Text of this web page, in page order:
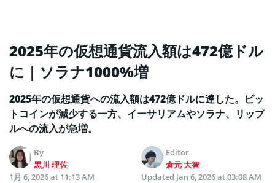
2025年の仮想通貨流入額は472億ドル
に｜ソラナ1000%増
2025年の仮想通貨への流入額は472億ドルに達した。ビッ
トコインが減少する一方、イーサリアムやソラナ、リップ
ルへの流入が急増。
By
黒川 理佐
Editor
倉元 大智
1月 6, 2026 at 11:13 AM
Updated Jan 6, 2026 at 03:08 AM